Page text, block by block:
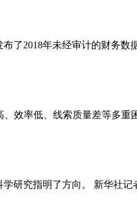
了2018年未经审计的财务数
效率低、线索质量差等多重
研究指明了方向。 新华社记